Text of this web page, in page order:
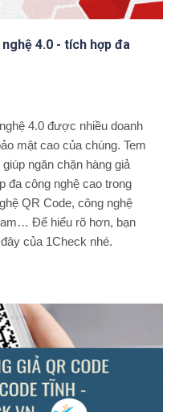
4.0 - tích hợp đa
4.0 được nhiều doanh
mật cao của chúng. Tem
ngăn chặn hàng giả
đa công nghệ cao trong
QR Code, công nghệ
Để hiểu rõ hơn, bạn
của 1Check nhé.